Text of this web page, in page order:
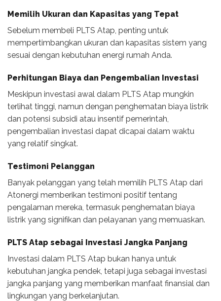
Memilih Ukuran dan Kapasitas yang Tepat
Sebelum membeli PLTS Atap, penting untuk
mempertimbangkan ukuran dan kapasitas sistem yang
sesuai dengan kebutuhan energi rumah Anda.
Perhitungan Biaya dan Pengembalian Investasi
Meskipun investasi awal dalam PLTS Atap mungkin
terlihat tinggi, namun dengan penghematan biaya listrik
dan potensi subsidi atau insentif pemerintah,
pengembalian investasi dapat dicapai dalam waktu
yang relatif singkat.
Testimoni Pelanggan
Banyak pelanggan yang telah memilih PLTS Atap dari
Atonergi memberikan testimoni positif tentang
pengalaman mereka, termasuk penghematan biaya
listrik yang signifikan dan pelayanan yang memuaskan.
PLTS Atap sebagai Investasi Jangka Panjang
Investasi dalam PLTS Atap bukan hanya untuk
kebutuhan jangka pendek, tetapi juga sebagai investasi
jangka panjang yang memberikan manfaat finansial dan
lingkungan yang berkelanjutan.